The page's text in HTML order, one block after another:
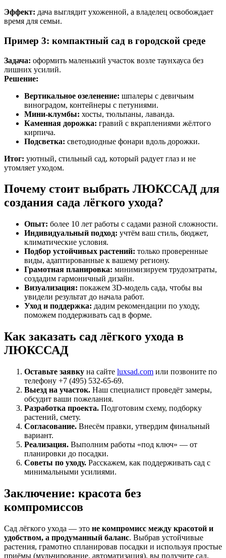
Эффект: дача выглядит ухоженной, а владелец освобождает
время для семьи.
Пример 3: компактный сад в городской среде
Задача: оформить маленький участок возле таунхауса без
лишних усилий.
Решение:
Вертикальное озеленение: шпалеры с девичьим
виноградом, контейнеры с петуниями.
Мини-клумбы: хосты, тюльпаны, лаванда.
Каменная дорожка: гравий с вкраплениями жёлтого
кирпича.
Подсветка: светодиодные фонари вдоль дорожки.
Итог: уютный, стильный сад, который радует глаз и не
утомляет уходом.
Почему стоит выбрать ЛЮКССАД для
создания сада лёгкого ухода?
Опыт: более 10 лет работы с садами разной сложности.
Индивидуальный подход: учтём ваш стиль, бюджет,
климатические условия.
Подбор устойчивых растений: только проверенные
виды, адаптированные к вашему региону.
Грамотная планировка: минимизируем трудозатраты,
создадим гармоничный дизайн.
Визуализация: покажем 3D-модель сада, чтобы вы
увидели результат до начала работ.
Уход и поддержка: дадим рекомендации по уходу,
поможем поддерживать сад в форме.
Как заказать сад лёгкого ухода в
ЛЮКССАД
Оставьте заявку на сайте luxsad.com или позвоните по
телефону +7 (495) 532-65-69.
Выезд на участок. Наш специалист проведёт замеры,
обсудит ваши пожелания.
Разработка проекта. Подготовим схему, подборку
растений, смету.
Согласование. Внесём правки, утвердим финальный
вариант.
Реализация. Выполним работы «под ключ» — от
планировки до посадки.
Советы по уходу. Расскажем, как поддерживать сад с
минимальными усилиями.
Заключение: красота без
компромиссов
Сад лёгкого ухода — это не компромисс между красотой и
удобством, а продуманный баланс. Выбрав устойчивые
растения, грамотно спланировав посадки и используя простые
приёмы (мульчирование, автоматизация), вы получите сад,